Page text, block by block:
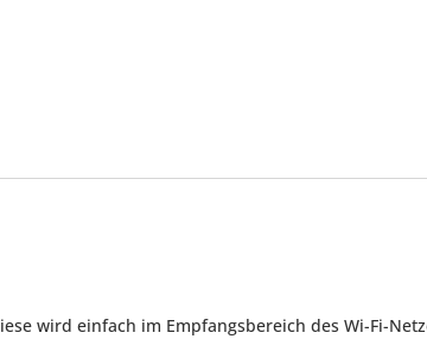
wird einfach im Empfangsbereich des Wi-Fi-